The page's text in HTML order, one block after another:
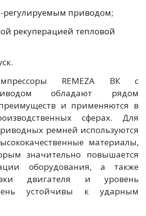
регулируемым приводом;
рекуперацией тепловой
REMEZA ВК с
обладают рядом
и применяются в
сферах. Для
ремней используются
материалы,
значительно повышается
оборудования, а также
двигателя и уровень
устойчивы к ударным